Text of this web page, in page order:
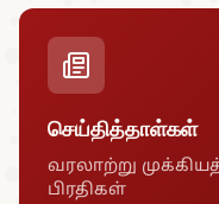
செய்தித்தாள்கள்
வரலாற்று
பிரதிகள்